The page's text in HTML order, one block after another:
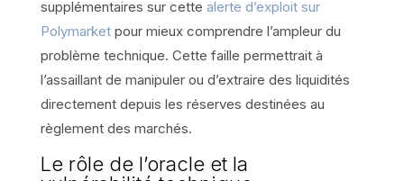
supplémentaires sur cette alerte d’exploit sur
Polymarketpour mieux comprendre l’ampleur du
problème technique. Cette faille permettrait à
l’assaillant de manipuler ou d’extraire des liquidités
directement depuis les réserves destinées au
règlement des marchés.
Le rôle de l’oracle et la